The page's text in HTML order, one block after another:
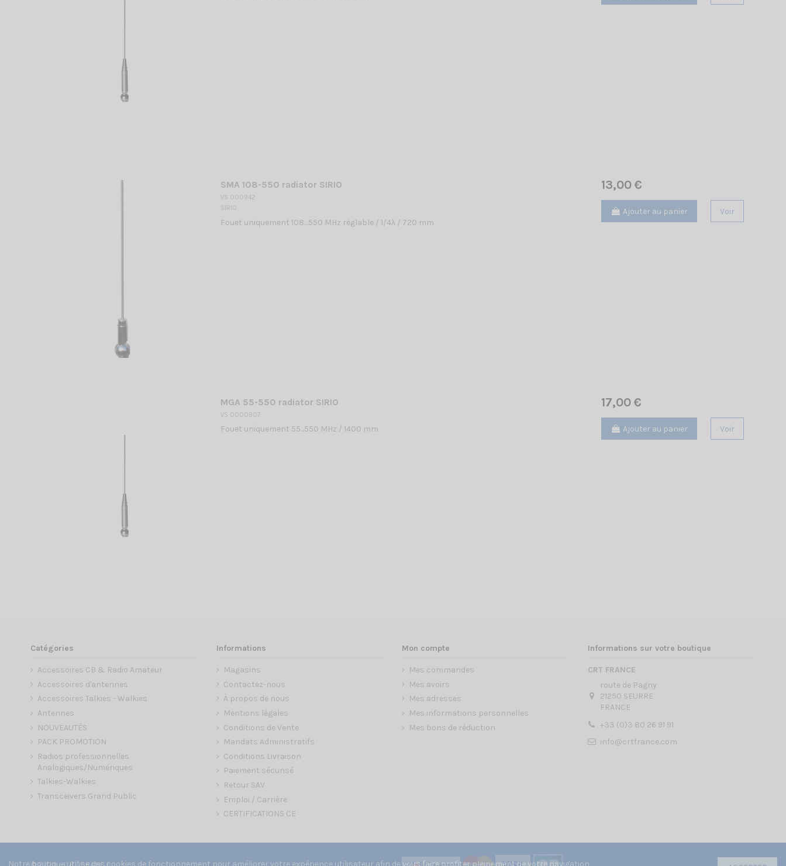
SMA 108-550 radiator SIRIO
VS 000942
SIRIO
Fouet uniquement 108…550 MHz réglable / 1/4λ / 720 mm
13,00 €
Ajouter au panier Voir
MGA 55-550 radiator SIRIO
VS 0000907
Fouet uniquement 55...550 MHz / 1400 mm
17,00 €
Ajouter au panier Voir
Catégories
Accessoires CB & Radio Amateur
Accessoires d'antennes
Accessoires Talkies - Walkies
Antennes
NOUVEAUTÉS
PACK PROMOTION
Radios professionnelles
Analogiques/Numériques
Talkies-Walkies
Transceivers Grand Public
Informations
Magasins
Contactez-nous
À propos de nous
Mentions légales
Conditions de Vente
Mandats Administratifs
Conditions Livraison
Paiement sécurisé
Retour SAV
Emploi / Carrière
CERTIFICATIONS CE
Mon compte
Mes commandes
Mes avoirs
Mes adresses
Mes informations personnelles
Mes bons de réduction
Informations sur votre boutique
CRT FRANCE
route de Pagny
21250 SEURRE
FRANCE
+33 (0)3 80 26 91 91
info@crtfrance.com